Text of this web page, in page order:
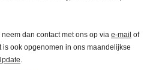
dan contact met ons op via e-mail of
ook opgenomen in ons maandelijkse
.